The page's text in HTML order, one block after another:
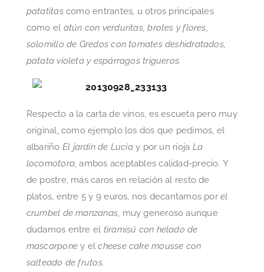
patatitascomo entrantes, u otros principales
como el atún con verduritas, brotes y flores,
solomillo de Gredos con tomates deshidratados,
patata violeta y espárragos trigueros.
Respecto a la carta de vinos, es escueta pero muy
original, como ejemplo los dos que pedimos, el
albariño El jardín de Lucíay por un rioja La
locomotora, ambos aceptables calidad-precio. Y
de postre, más caros en relación al resto de
platos, entre 5 y 9 euros, nos decantamos porel
crumbel de manzanas, muy generoso aunque
dudamos entre el tiramisú con helado de
mascarpone y elcheese cake mousse con
salteado de frutos.